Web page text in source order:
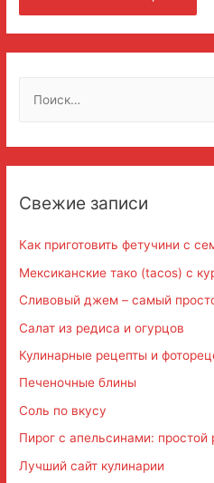
:Свежие записи
Как приготовить фетучини с
Мексиканские тако (tacos) с
Сливовый джем – самый
Салат из редиса и огурцов
Кулинарные рецепты и
Печеночные блины
Соль по вкусу
Пирог с апельсинами: простой
Лучший сайт кулинарии